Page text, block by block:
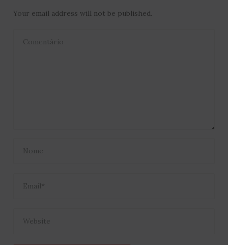
Your email address will not be published.